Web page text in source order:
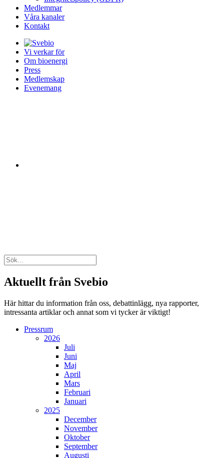
Medlemmar
Våra kanaler
Kontakt
Vi verkar för
Om bioenergi
Press
Medlemskap
Evenemang
Aktuellt från Svebio
Här hittar du information från oss, debattinlägg, nya rapporter,
intressanta artiklar och annat som vi tycker är viktigt!
Pressrum
2026
Juli
Juni
Maj
April
Mars
Februari
Januari
2025
December
November
Oktober
September
Augusti